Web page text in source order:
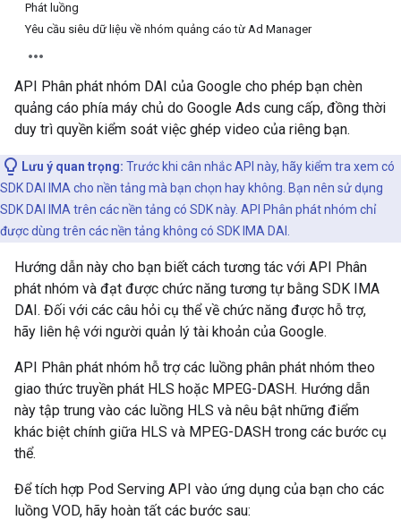
Phát luồng
Yêu cầu siêu dữ liệu về nhóm quảng cáo từ Ad Manager
API Phân phát nhóm DAI của Google cho phép bạn chèn
quảng cáo phía máy chủ do Google Ads cung cấp, đồng thời
duy trì quyền kiểm soát việc ghép video của riêng bạn.
Lưu ý quan trọng: Trước khi cân nhắc API này, hãy kiểm tra xem có
SDK DAI IMA cho nền tảng mà bạn chọn hay không. Bạn nên sử dụng
SDK DAI IMA trên các nền tảng có SDK này. API Phân phát nhóm chỉ
được dùng trên các nền tảng không có SDK IMA DAI.
Hướng dẫn này cho bạn biết cách tương tác với API Phân
phát nhóm và đạt được chức năng tương tự bằng SDK IMA
DAI. Đối với các câu hỏi cụ thể về chức năng được hỗ trợ,
hãy liên hệ với người quản lý tài khoản của Google.
API Phân phát nhóm hỗ trợ các luồng phân phát nhóm theo
giao thức truyền phát HLS hoặc MPEG-DASH. Hướng dẫn
này tập trung vào các luồng HLS và nêu bật những điểm
khác biệt chính giữa HLS và MPEG-DASH trong các bước cụ
thể.
Để tích hợp Pod Serving API vào ứng dụng của bạn cho các
luồng VOD, hãy hoàn tất các bước sau: